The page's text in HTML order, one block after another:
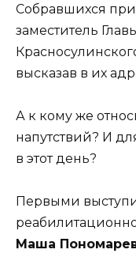
Собравшихся
заместитель
высказав в их
А к кому же
напутствий? И
в этот день?
Первыми
Маша